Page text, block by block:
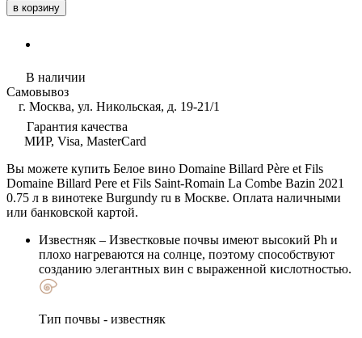
в корзину
В наличии
Самовывоз
г. Москва, ул. Никольская, д. 19-21/1
Гарантия качества
МИР, Visa, MasterCard
Вы можете купить Белое вино Domaine Billard Père et Fils
Domaine Billard Pere et Fils Saint-Romain La Combe Bazin 2021
0.75 л в винотеке Burgundy ru в Москве. Оплата наличными
или банковской картой.
Известняк – Известковые почвы имеют высокий Ph и
плохо нагреваются на солнце, поэтому способствуют
созданию элегантных вин с выраженной кислотностью.
Тип почвы - известняк